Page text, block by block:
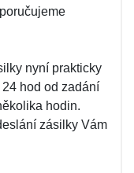
nyní prakticky
hod od zadání
hodin.
zásilky Vám